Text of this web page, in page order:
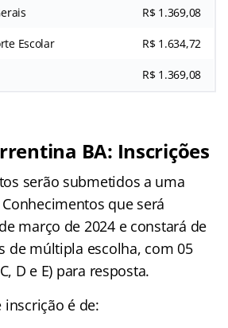
R$ 1.369,08
Escolar R$ 1.634,72
R$ 1.369,08
BA: Inscrições
serão submetidos a uma
que será
março de 2024 e constará de
de múltipla escolha, com 05
D e E) para resposta.
inscrição é de: